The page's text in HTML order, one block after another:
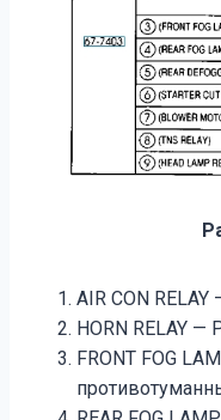
AIR CON
HORN RELAY —
FRONT FOG